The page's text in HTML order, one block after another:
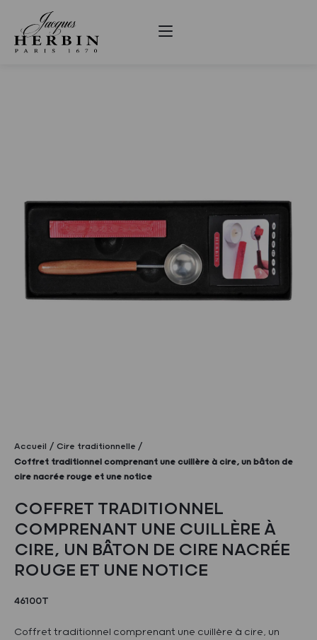
Accueil
Cire traditionnelle
Coffret traditionnel comprenant une cuillère à cire, un bâton de
cire nacrée rouge et une notice
COFFRET TRADITIONNEL
COMPRENANT UNE CUILLÈRE À
CIRE, UN BÂTON DE CIRE NACRÉE
ROUGE ET UNE NOTICE
46100T
Coffret traditionnel comprenant une cuillère à cire, un